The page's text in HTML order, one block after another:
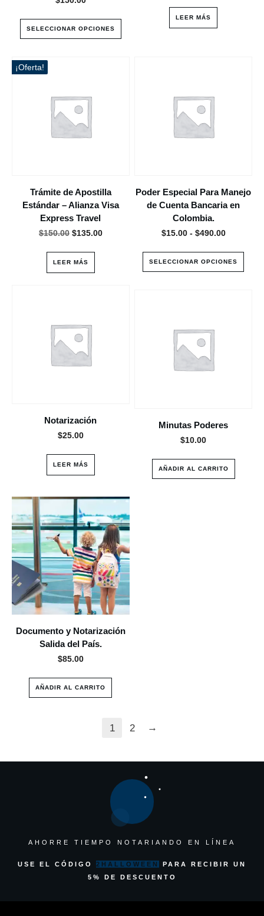
SELECCIONAR OPCIONES
de
producto
LEER MÁS
¡Oferta!
Trámite de Apostilla
Estándar – Alianza Visa
Express Travel
$150.00 El
original
era:
$135.00El
LEER MÁS
Poder Especial Para Manejo
de Cuenta Bancaria en
Colombia.
$15.00 - $490.00Rango
precios:
desde
SELECCIONAR OPCIONES
múltiples
variantes.
en
de
producto
Notarización
$25.00
LEER MÁS
Minutas Poderes
$10.00
AÑADIR AL CARRITO
Documento y Notarización
Salida del País.
$85.00
AÑADIR AL CARRITO
1 2 →
AHORRE TIEMPO NOTARIANDO EN LÍNEA
USE EL CÓDIGO 2HALLOWEEN
PARA RECIBIR UN
5% DE DESCUENTO